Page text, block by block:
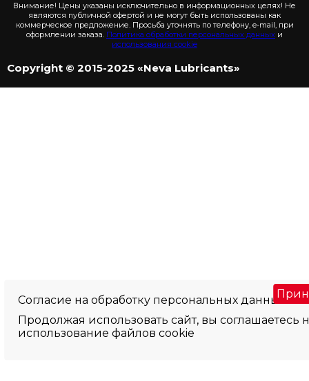
Согласие на обработку персональных данных
Продолжая использовать сайт, вы соглашаетесь
использование файлов cookie
Внимание! Цены указаны исключительно в информационных целях! Не
являются публичной офертой и не могут быть использованы как
коммерческое предложение. Просьба уточнять по телефону, e-mail, при
оформлении заказа. Политика обработки персональных данных и
использования cookie
Copyright © 2015-2025 «Neva Lubricants»